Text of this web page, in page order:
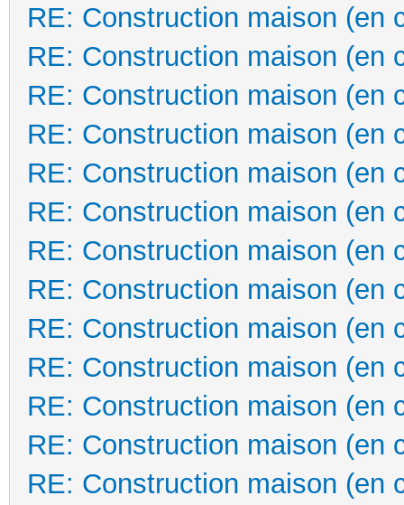
RE: Construction maison (en
RE: Construction maison (en
RE: Construction maison (en
RE: Construction maison (en
RE: Construction maison (en
RE: Construction maison (en
RE: Construction maison (en
RE: Construction maison (en
RE: Construction maison (en
RE: Construction maison (en
RE: Construction maison (en
RE: Construction maison (en
RE: Construction maison (en